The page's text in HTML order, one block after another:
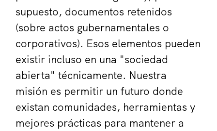
supuesto, documentos retenidos
(sobre actos gubernamentales o
corporativos). Esos elementos pueden
existir incluso en una "sociedad
abierta" técnicamente. Nuestra
misión es permitir un futuro donde
existan comunidades, herramientas y
mejores prácticas para mantener a